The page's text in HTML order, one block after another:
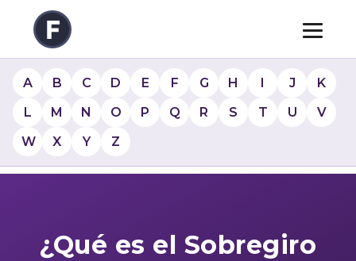
A B C D E F G H I J
K
L
M N O P Q R S T U
V
W
X Y Z
¿Qué es el Sobregiro